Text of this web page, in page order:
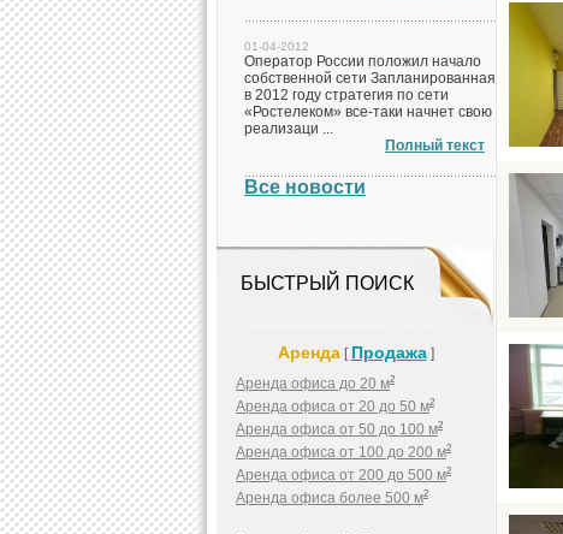
01-04-2012
Оператор России положил начало
собственной сети Запланированная
в 2012 году стратегия по сети
«Ростелеком» все-таки начнет свою
реализаци ...
Полный текст
Все новости
БЫСТРЫЙ ПОИСК
Аренда[ Продажа]
Аренда офиса до 20 м2
Аренда офиса от 20 до 50 м2
Аренда офиса от 50 до 100 м2
Аренда офиса от 100 до 200 м2
Аренда офиса от 200 до 500 м2
Аренда офиса более 500 м2